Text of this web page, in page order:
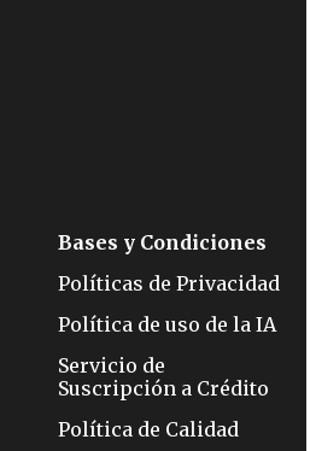
Bases y Condiciones
Políticas de Privacidad
Política de uso de la IA
Servicio de
Suscripción a Crédito
Política de Calidad